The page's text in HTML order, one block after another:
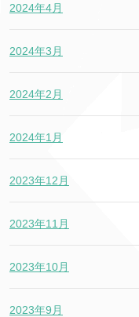
2024年4月
2024年3月
2024年2月
2024年1月
2023年12月
2023年11月
2023年10月
2023年9月